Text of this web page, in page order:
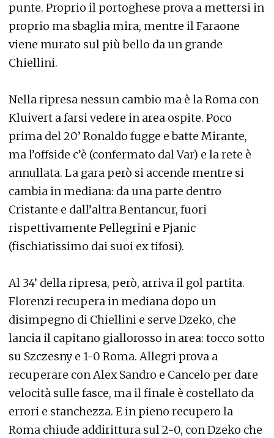
punte. Proprio il portoghese prova a mettersi in
proprio ma sbaglia mira, mentre il Faraone
viene murato sul più bello da un grande
Chiellini.
Nella ripresa nessun cambio ma è la Roma con
Kluivert a farsi vedere in area ospite. Poco
prima del 20’ Ronaldo fugge e batte Mirante,
ma l’offside c’è (confermato dal Var) e la rete è
annullata. La gara però si accende mentre si
cambia in mediana: da una parte dentro
Cristante e dall’altra Bentancur, fuori
rispettivamente Pellegrini e Pjanic
(fischiatissimo dai suoi ex tifosi).
Al 34’ della ripresa, però, arriva il gol partita.
Florenzi recupera in mediana dopo un
disimpegno di Chiellini e serve Dzeko, che
lancia il capitano giallorosso in area: tocco sotto
su Szczesny e 1-0 Roma. Allegri prova a
recuperare con Alex Sandro e Cancelo per dare
velocità sulle fasce, ma il finale è costellato da
errori e stanchezza. E in pieno recupero la
Roma chiude addirittura sul 2-0, con Dzeko che